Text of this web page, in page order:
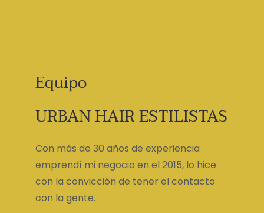
Equipo
URBAN HAIR ESTILISTAS
Con más de 30 años de experiencia
emprendí mi negocio en el 2015, lo hice
con la convicción de tener el contacto
con la gente.